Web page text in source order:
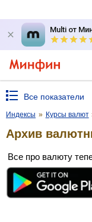
Multi от
Все показатели
Индексы » Курсы валют
Архив
Все про валюту